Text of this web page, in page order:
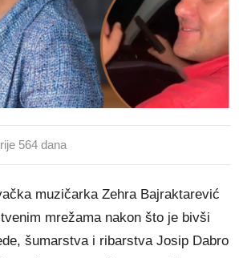
564 dana
muzičarka Zehra Bajraktarević
mrežama nakon što je bivši
šumarstva i ribarstva Josip Dabro